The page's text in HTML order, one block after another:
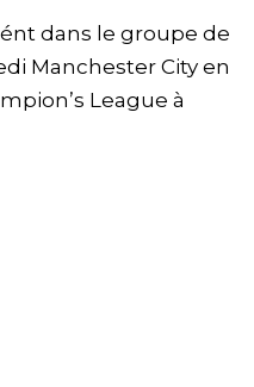
dans le groupe de
Manchester City en
League à